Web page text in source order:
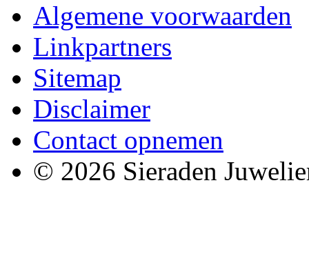
Algemene voorwaarden
Linkpartners
Sitemap
Disclaimer
Contact opnemen
© 2026 Sieraden